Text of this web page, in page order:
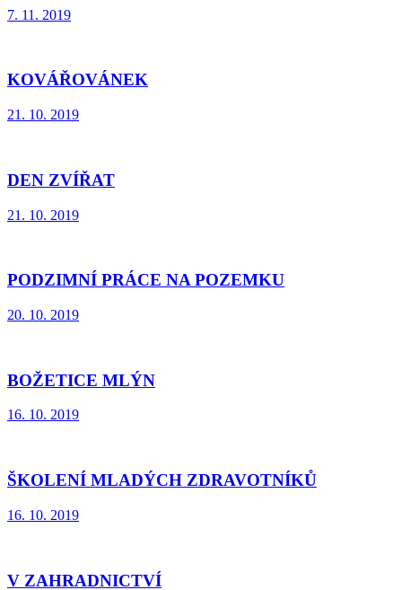
7. 11. 2019
KOVÁŘOVÁNEK
21. 10. 2019
DEN ZVÍŘAT
21. 10. 2019
PODZIMNÍ PRÁCE NA POZEMKU
20. 10. 2019
BOŽETICE MLÝN
16. 10. 2019
ŠKOLENÍ MLADÝCH ZDRAVOTNÍKŮ
16. 10. 2019
V ZAHRADNICTVÍ